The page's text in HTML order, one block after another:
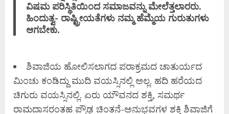
ವಿಷಮ ಪರಿಸ್ಥಿತಿಯಿಂದ ಸಮಾಜವನ್ನು ಮೇಲೆತ್ತಲಾರರು.
ಹಿಂದುತ್ವ- ರಾಷ್ಟ್ರೀಯತೆಗಳು ನಮ್ಮ ಹೆಮ್ಮೆಯ ಗುರುತುಗಳು
ಆಗಬೇಕು.
ಶಿವಾಜಿಯ ಹೋಲಿಸಲಾಗದ ಪರಾಕ್ರಮದ ಚಾತುರ್ಯದ
ಮಿಂಚು ಕಂಡಿದ್ದು ಮುದಿ ವಯಸ್ಸಿನಲ್ಲಿ ಅಲ್ಲ. ಹದಿ ಹರೆಯದ
ಚಿಗುರು ವಯಸ್ಸಿನಲ್ಲಿ. ಏರು ಯೌವನದ ಶಕ್ತಿ, ಸಮರ್ಥ
ರಾಮದಾಸರಂತಹ ಪ್ರೌಢ ಚಿಂತನೆ-ಅನುಭವಗಳ ಶಕ್ತಿ ಶಿವಾಜಿಗೆ